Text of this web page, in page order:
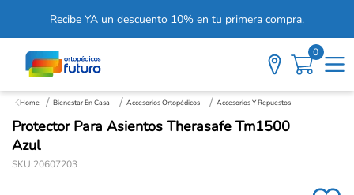
Recibe YA un descuento 10% en tu primera compra.
0
Bienestar En Casa Accesorios Ortopédicos Accesorios Y Repuestos
Protector Para Asientos Therasafe Tm1500
Azul
SKU:20607203